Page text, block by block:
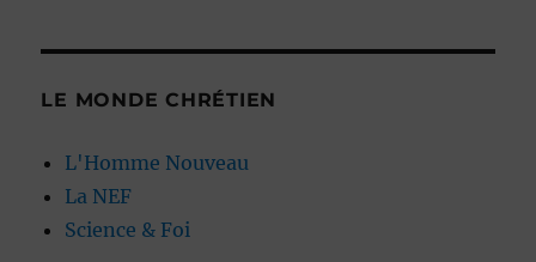
LE MONDE CHRÉTIEN
L'Homme Nouveau
La NEF
Science & Foi